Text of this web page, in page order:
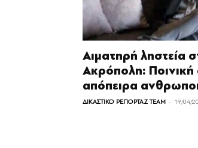
Αιματηρή ληστεία
Ακρόπολη: Ποινική
απόπειρα
ΔΙΚΑΣΤΙΚΟ ΡΕΠΟΡΤΑΖ TEAM - 19/04/